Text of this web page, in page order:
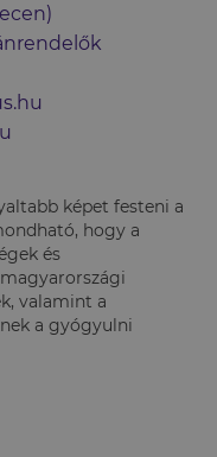
képet festeni a
hogy a
és
valamint a
a gyógyulni